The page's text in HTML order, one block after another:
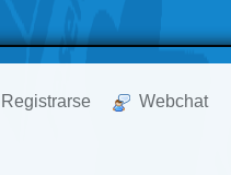
Registrarse Webchat